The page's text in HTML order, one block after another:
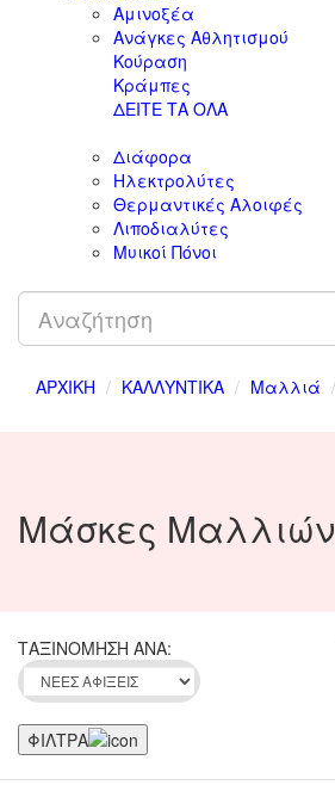
Αμινοξέα
Ανάγκες Αθλητισμού
Κούραση
Κράμπες
ΔΕΙΤΕ ΤΑ ΟΛΑ
Διάφορα
Ηλεκτρολύτες
Θερμαντικές Αλοιφές
Λιποδιαλύτες
Μυικοί Πόνοι
ΑΡΧΙΚΗ ΚΑΛΛΥΝΤΙΚΑ Μαλλιά
Μάσκες Μαλλιών
ΤΑΞΙΝΟΜΗΣΗ ΑΝΑ:
ΦΙΛΤΡΑ